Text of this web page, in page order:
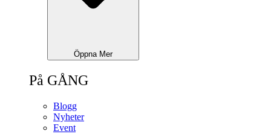
Öppna Mer
På GÅNG
Blogg
Nyheter
Event